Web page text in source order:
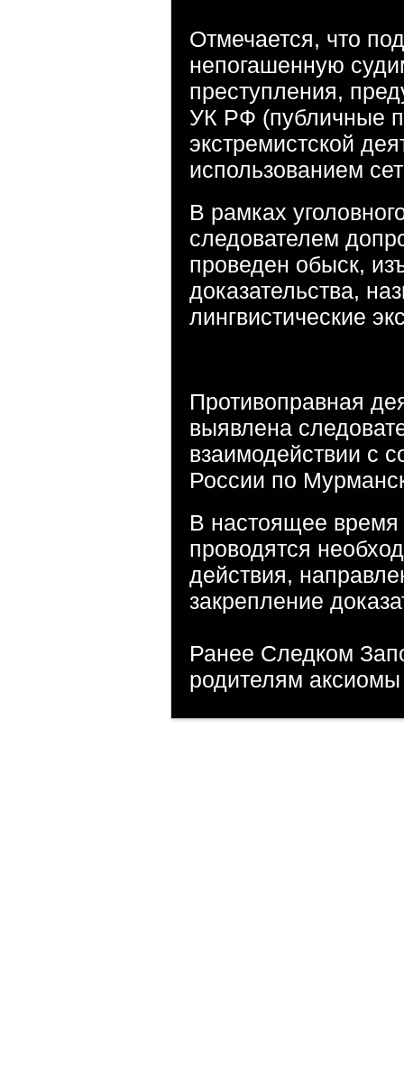
Отмечается, что
непогашенную
преступления,
УК РФ (публичные
экстремистской
использованием
В рамках
следователем
проведен обыск,
доказательства,
лингвистические
Противоправная
выявлена
взаимодействии с
России по
В настоящее время
проводятся
действия,
закрепление
Ранее Следком
родителям аксиомы